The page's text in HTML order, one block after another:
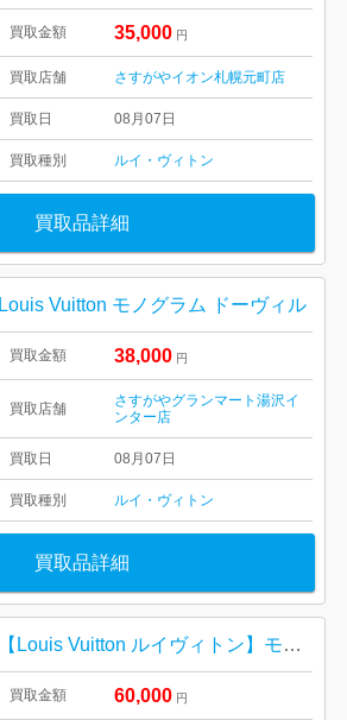
買取金額 35,000 円
買取店舗 さすがやイオン札幌元町店
買取日 08月07日
買取種別 ルイ・ヴィトン
買取品詳細
Louis Vuitton モノグラム ドーヴィル
買取金額 38,000 円
買取店舗
さすがやグランマート湯沢イ
ンター店
買取日 08月07日
買取種別 ルイ・ヴィトン
買取品詳細
【Louis Vuitton ルイヴィトン】モノグラム・キャンバス・スピーディ30・メンズ・レディース
買取金額 60,000 円